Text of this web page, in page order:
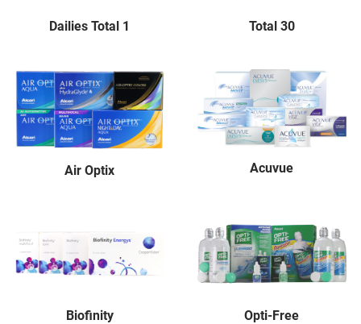
Dailies Total 1 Total 30
Air Optix Acuvue
Biofinity Opti-Free